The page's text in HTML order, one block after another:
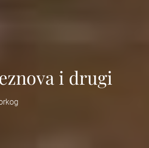
i drugi